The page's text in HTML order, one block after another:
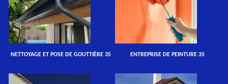
NETTOYAGE ET POSE DE GOUTTIÈRE 35 ENTREPRISE DE PEINTURE 35